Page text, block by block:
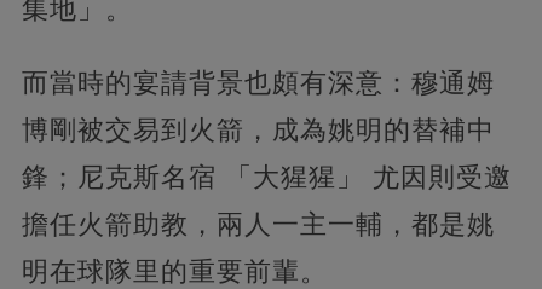
集地」。
而當時的宴請背景也頗有深意：穆通姆
博剛被交易到火箭，成為姚明的替補中
鋒；尼克斯名宿 「大猩猩」 尤因則受邀
擔任火箭助教，兩人一主一輔，都是姚
明在球隊里的重要前輩。